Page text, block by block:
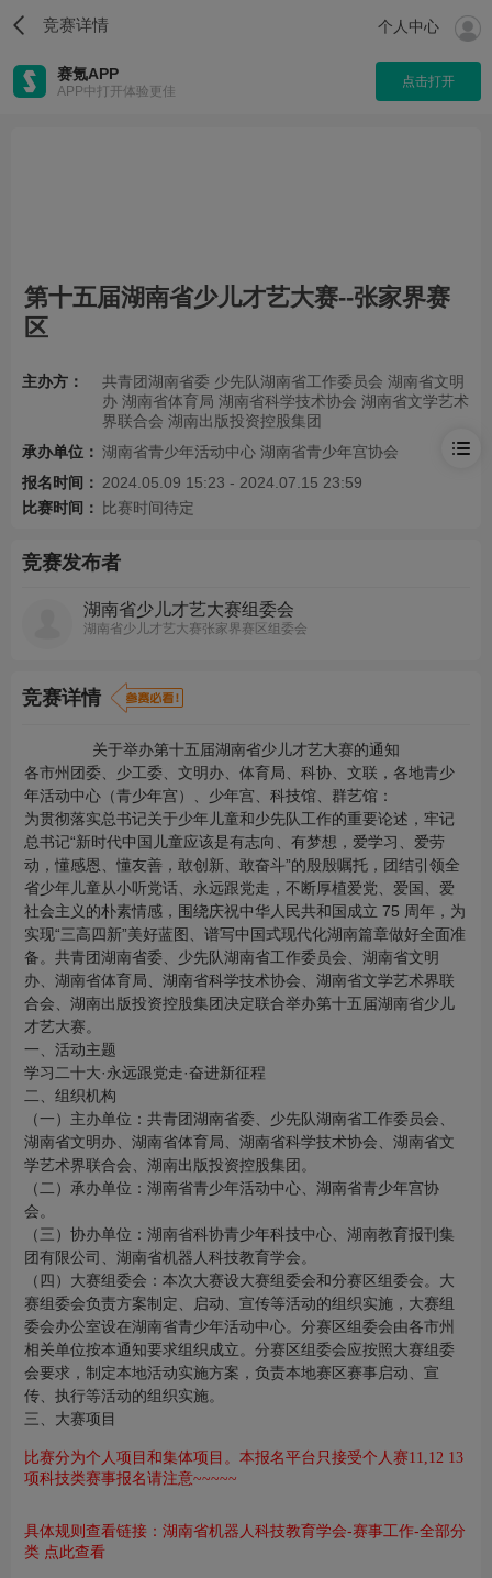
竞赛详情 个人中心
赛氪APP
APP中打开体验更佳
点击打开
第十五届湖南省少儿才艺大赛--张家界赛
区
主办方：
共青团湖南省委 少先队湖南省工作委员会 湖南省文明
办 湖南省体育局 湖南省科学技术协会 湖南省文学艺术
界联合会 湖南出版投资控股集团
承办单位： 湖南省青少年活动中心 湖南省青少年宫协会
报名时间： 2024.05.09 15:23 - 2024.07.15 23:59
比赛时间：
比赛时间待定
竞赛发布者
湖南省少儿才艺大赛组委会
湖南省少儿才艺大赛张家界赛区组委会
竞赛详情
关于举办第十五届湖南省少儿才艺大赛的通知
各市州团委、少工委、文明办、体育局、科协、文联，各地青少
年活动中心（青少年宫）、少年宫、科技馆、群艺馆：
为贯彻落实总书记关于少年儿童和少先队工作的重要论述，牢记
总书记“新时代中国儿童应该是有志向、有梦想，爱学习、爱劳
动，懂感恩、懂友善，敢创新、敢奋斗”的殷殷嘱托，团结引领全
省少年儿童从小听党话、永远跟党走，不断厚植爱党、爱国、爱
社会主义的朴素情感，围绕庆祝中华人民共和国成立 75 周年，为
实现“三高四新”美好蓝图、谱写中国式现代化湖南篇章做好全面准
备。共青团湖南省委、少先队湖南省工作委员会、湖南省文明
办、湖南省体育局、湖南省科学技术协会、湖南省文学艺术界联
合会、湖南出版投资控股集团决定联合举办第十五届湖南省少儿
才艺大赛。
一、活动主题
学习二十大·永远跟党走·奋进新征程
二、组织机构
（一）主办单位：共青团湖南省委、少先队湖南省工作委员会、
湖南省文明办、湖南省体育局、湖南省科学技术协会、湖南省文
学艺术界联合会、湖南出版投资控股集团。
（二）承办单位：湖南省青少年活动中心、湖南省青少年宫协
会。
（三）协办单位：湖南省科协青少年科技中心、湖南教育报刊集
团有限公司、湖南省机器人科技教育学会。
（四）大赛组委会：本次大赛设大赛组委会和分赛区组委会。大
赛组委会负责方案制定、启动、宣传等活动的组织实施，大赛组
委会办公室设在湖南省青少年活动中心。分赛区组委会由各市州
相关单位按本通知要求组织成立。分赛区组委会应按照大赛组委
会要求，制定本地活动实施方案，负责本地赛区赛事启动、宣
传、执行等活动的组织实施。
三、大赛项目
比赛分为个人项目和集体项目。本报名平台只接受个人赛11,12 13
项科技类赛事报名请注意~~~~~
具体规则查看链接：湖南省机器人科技教育学会-赛事工作-全部分
类 点此查看